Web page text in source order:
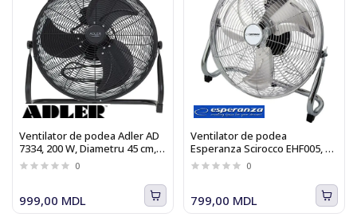
Ventilator de podea Adler AD
7334, 200 W, Diametru 45 cm, 3
trepte de viteza
0
999,00 MDL
Ventilator de podea
Esperanza Scirocco EHF005, 50
W, Diametru 40 cm, 3 trepte de
viteza
0
799,00 MDL